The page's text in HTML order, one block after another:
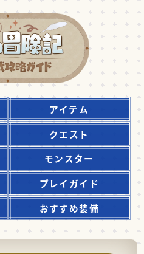
アイテム
クエスト
モンスター
プレイガイド
おすすめ装備